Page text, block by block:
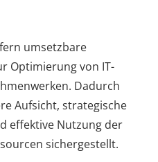
umsetzbare
Optimierung von IT-
Dadurch
Aufsicht, strategische
effektive Nutzung der
sichergestellt.